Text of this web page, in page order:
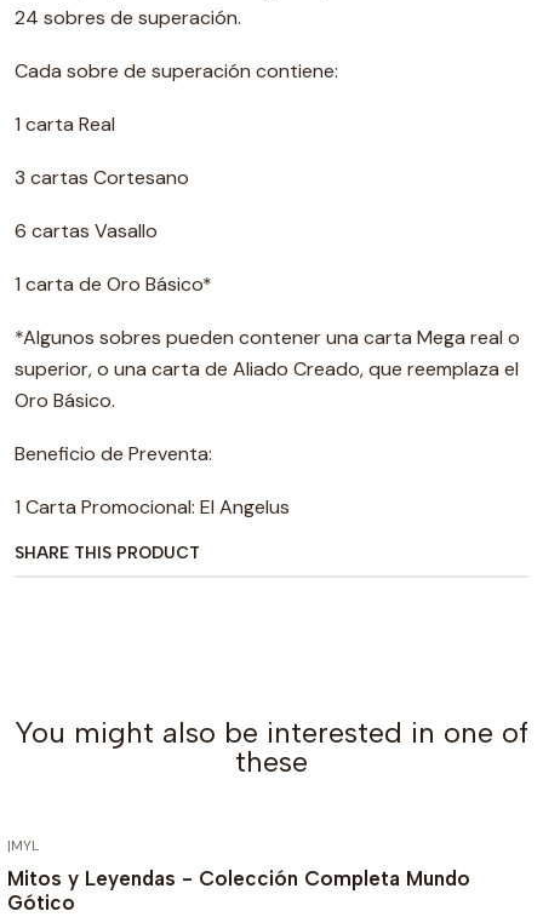
24 sobres de superación.
Cada sobre de superación contiene:
1 carta Real
3 cartas Cortesano
6 cartas Vasallo
1 carta de Oro Básico*
*Algunos sobres pueden contener una carta Mega real o
superior, o una carta de Aliado Creado, que reemplaza el
Oro Básico.
Beneficio de Preventa:
1 Carta Promocional: El Angelus
SHARE THIS PRODUCT
You might also be interested in one of
these
|MYL
Mitos y Leyendas - Colección Completa Mundo
Gótico